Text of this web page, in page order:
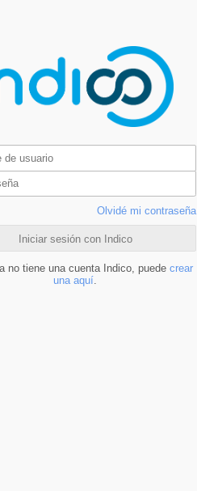
Olvidé mi contraseña
Iniciar sesión con Indico
no tiene una cuenta Indico, puede crear
una aquí